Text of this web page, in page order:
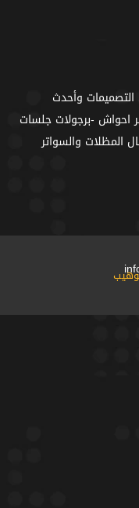
وأحدث
احواش -برجولات جلسات
المظلات والسواتر